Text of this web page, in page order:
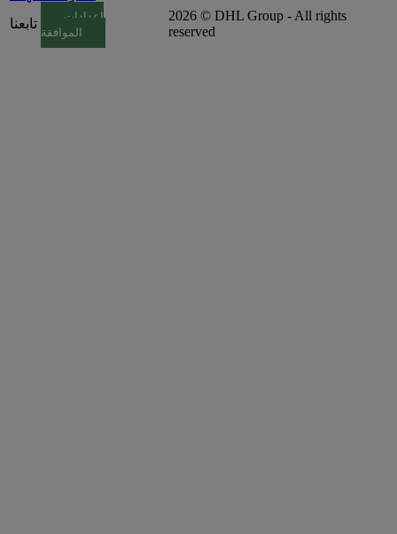
تابعنا
إعدادات
الموافقة
2026 © DHL Group - All rights
reserved